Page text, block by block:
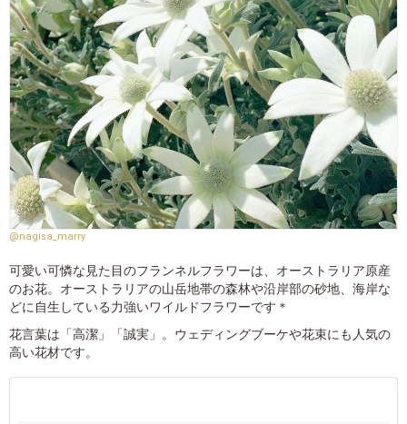
@nagisa_marry
可愛い可憐な見た目のフランネルフラワーは、オーストラリア原産
のお花。オーストラリアの山岳地帯の森林や沿岸部の砂地、海岸な
どに自生している力強いワイルドフラワーです＊
花言葉は「高潔」「誠実」。ウェディングブーケや花束にも人気の
高い花材です。